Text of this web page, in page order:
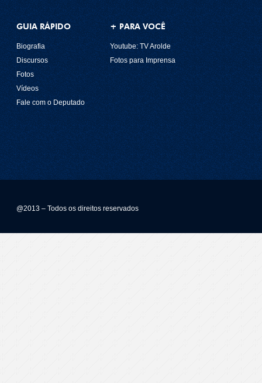
GUIA RÁPIDO
Biografia
Discursos
Fotos
Vídeos
Fale com o Deputado
+ PARA VOCÊ
Youtube: TV Arolde
Fotos para Imprensa
@2013 – Todos os direitos reservados